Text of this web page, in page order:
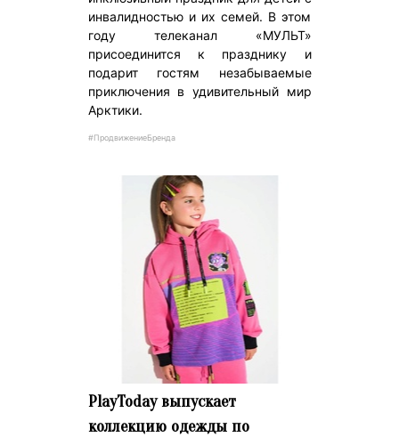
инвалидностью и их семей. В этом
году телеканал «МУЛЬТ»
присоединится к празднику и
подарит гостям незабываемые
приключения в удивительный мир
Арктики.
#ПродвижениеБренда
PlayToday выпускает
коллекцию одежды по